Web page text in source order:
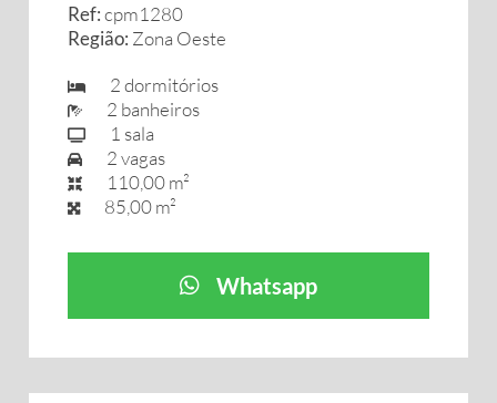
Ref:cpm1280
Região: Zona Oeste
2 dormitórios
2 banheiros
1 sala
2 vagas
110,00 m²
85,00 m²
Whatsapp